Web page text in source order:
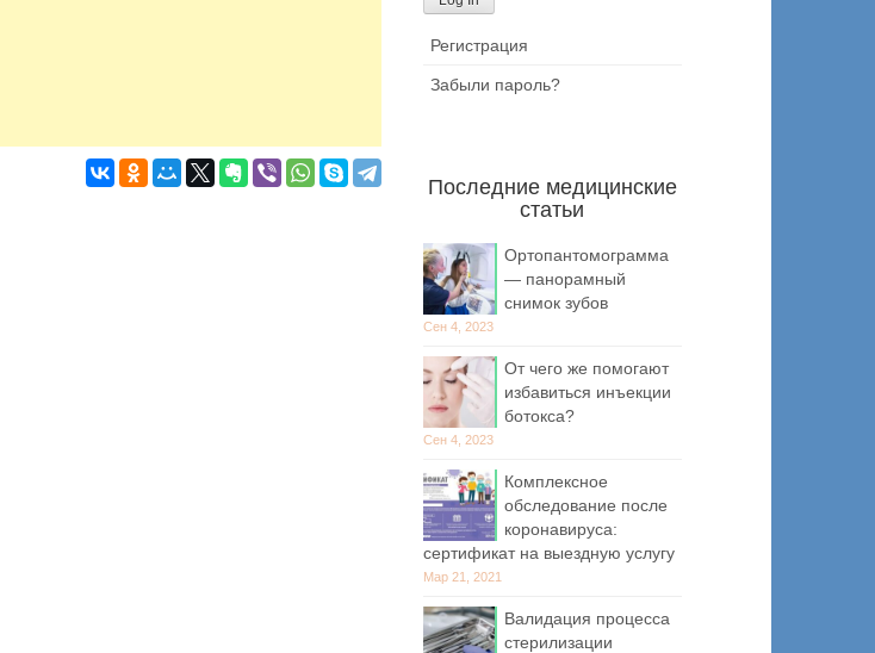
Регистрация
Забыли пароль?
Последние медицинские
статьи
Ортопантомограмма
— панорамный
снимок зубов
Сен 4, 2023
От чего же помогают
избавиться инъекции
ботокса?
Сен 4, 2023
Комплексное
обследование после
коронавируса:
сертификат на выездную услугу
Мар 21, 2021
Валидация процесса
стерилизации